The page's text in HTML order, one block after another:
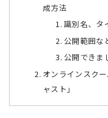
成方法
識別名、タ
公開範囲な
公開できま
オンラインスク
ャスト」